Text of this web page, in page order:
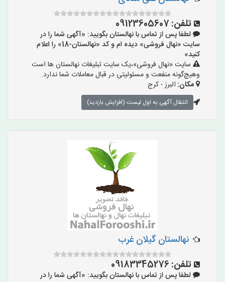
تلفن: 09123605607
لطفا پس از تماس با نهالستان بگویید: «آگهی شما را در
سایت «نهال فروشی» دیده ام و کد «نهالستان-18» را اعلام
کنید»
سایت «نهال فروشی»،یک سایت تبلیغات نهالستان ها است
وهیچ‌گونه منفعت و مسئولیتی در قبال معاملات شما ندارد.
مکان: البرز - کرج
انتقال آگهی به اول لیست (افزایش بازدید)
نهالستان گیلان غرب
تلفن: 09183345276
لطفا پس از تماس با نهالستان بگویید: «آگهی شما را در